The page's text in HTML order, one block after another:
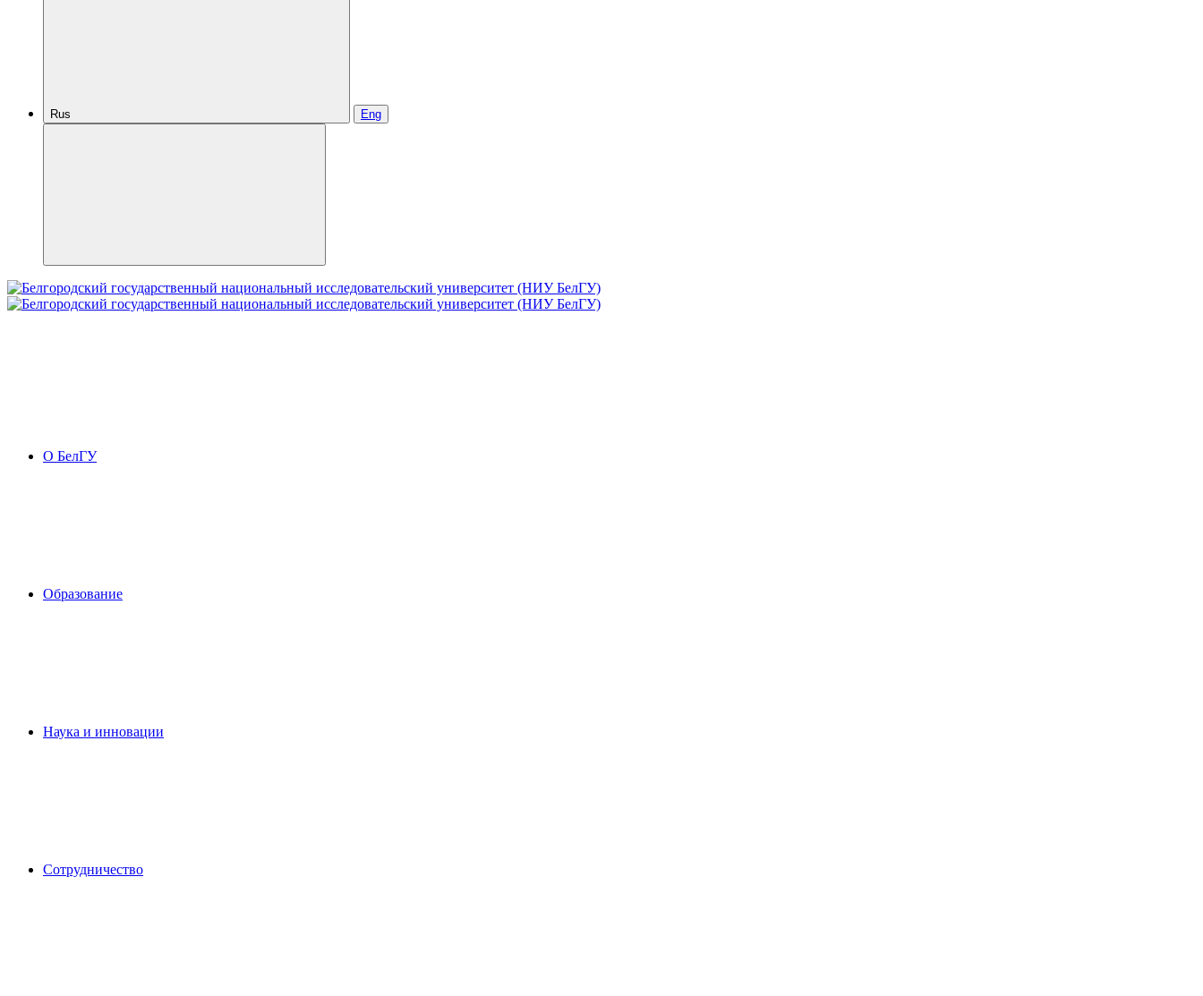
Rus Eng
О БелГУ
Образование
Наука и инновации
Сотрудничество